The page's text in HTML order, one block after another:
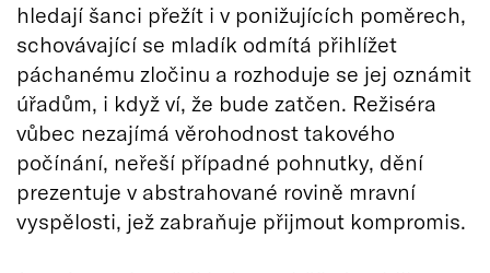
hledají šanci přežít i v ponižujících poměrech,
schovávající se mladík odmítá přihlížet
páchanému zločinu a rozhoduje se jej oznámit
úřadům, i když ví, že bude zatčen. Režiséra
vůbec nezajímá věrohodnost takového
počínání, neřeší případné pohnutky, dění
prezentuje v abstrahované rovině mravní
vyspělosti, jež zabraňuje přijmout kompromis.